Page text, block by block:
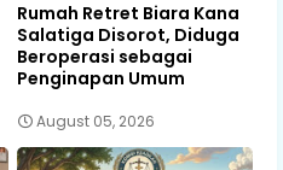
Rumah Retret Biara Kana
Salatiga Disorot, Diduga
Beroperasi sebagai
Penginapan Umum
August 05, 2026